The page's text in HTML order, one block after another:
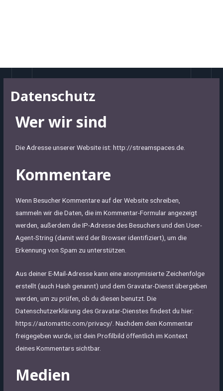
Datenschutz
Wer wir sind
Die Adresse unserer Website ist: http://streamspaces.de.
Kommentare
Wenn Besucher Kommentare auf der Website schreiben,
sammeln wir die Daten, die im Kommentar-Formular angezeigt
werden, außerdem die IP-Adresse des Besuchers und den User-
Agent-String (damit wird der Browser identifiziert), um die
Erkennung von Spam zu unterstützen.
Aus deiner E-Mail-Adresse kann eine anonymisierte Zeichenfolge
erstellt (auch Hash genannt) und dem Gravatar-Dienst übergeben
werden, um zu prüfen, ob du diesen benutzt. Die
Datenschutzerklärung des Gravatar-Dienstes findest du hier:
https://automattic.com/privacy/. Nachdem dein Kommentar
freigegeben wurde, ist dein Profilbild öffentlich im Kontext
deines Kommentars sichtbar.
Medien